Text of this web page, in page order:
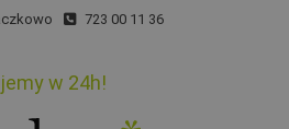
723 00 11 36
w 24h!